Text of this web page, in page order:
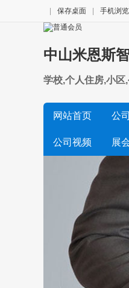
保存桌面 手机浏览
中山米恩斯
学校,个人住房,小区
网站首页 公
公司视频 展